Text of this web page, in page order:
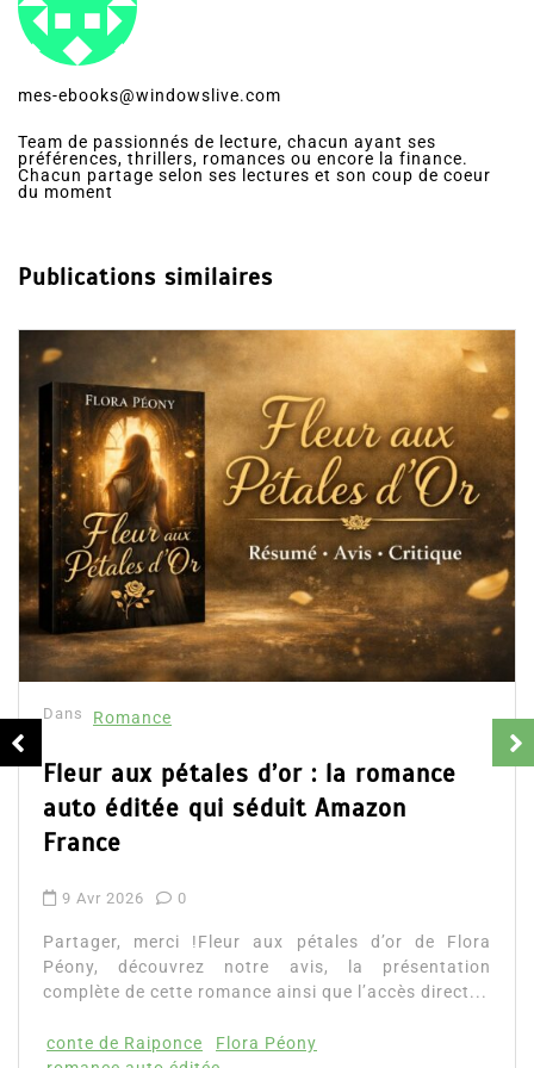
mes-ebooks@windowslive.com
Team de passionnés de lecture, chacun ayant ses
préférences, thrillers, romances ou encore la finance.
Chacun partage selon ses lectures et son coup de coeur
du moment
Publications similaires
Dans Romance
Fleur aux pétales d’or : la romance
auto éditée qui séduit Amazon
France
9 Avr 2026 0
Partager, merci !Fleur aux pétales d’or de Flora
Péony, découvrez notre avis, la présentation
complète de cette romance ainsi que l’accès direct...
conte de Raiponce
Flora Péony